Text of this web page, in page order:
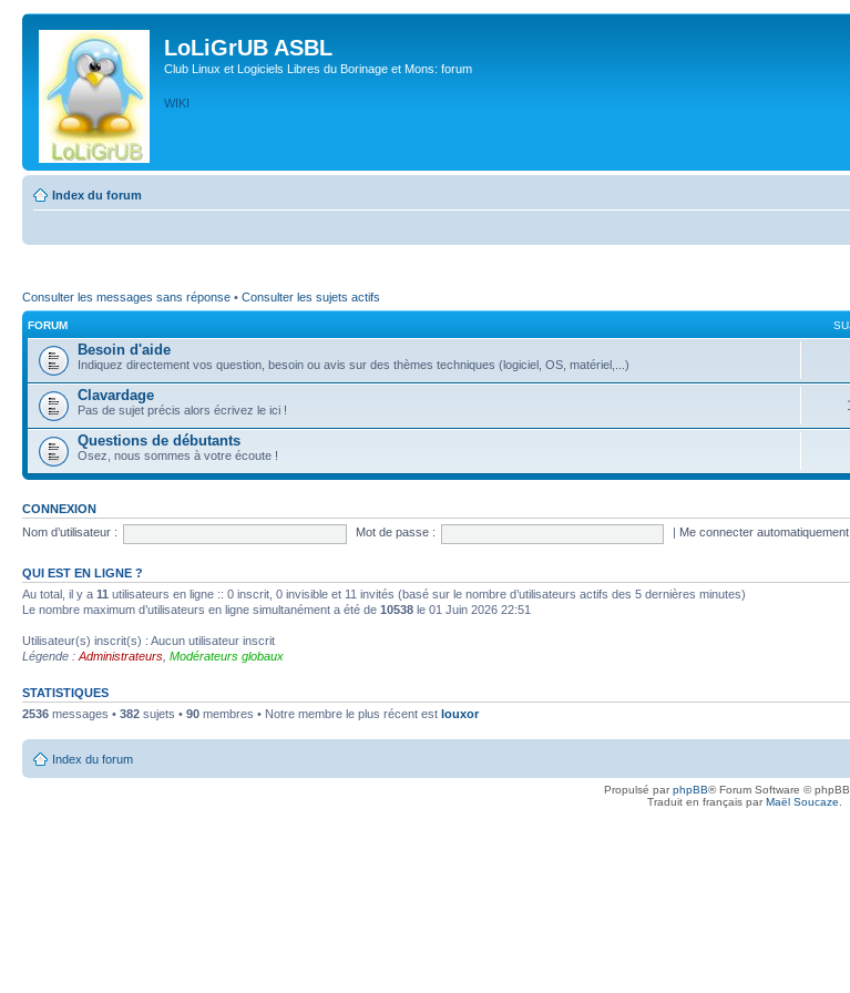
LoLiGrUB ASBL
Club Linux et Logiciels Libres du Borinage et Mons: forum
WIKI
Index du forum
Consulter les messages sans réponse • Consulter les sujets actifs
FORUM
Besoin d'aide
Indiquez directement vos question, besoin ou avis sur des thèmes techniques (logiciel, OS, matériel,...)
Clavardage
Pas de sujet précis alors écrivez le ici !
Questions de débutants
Osez, nous sommes à votre écoute !
CONNEXION
Nom d’utilisateur :
Mot de passe : Me connecter
QUI EST EN LIGNE ?
Au total, il y a 11 utilisateurs en ligne :: 0 inscrit, 0 invisible et 11 invités (basé sur le nombre d’utilisateurs actifs des 5 dernières minutes)
Le nombre maximum d’utilisateurs en ligne simultanément a été de 10538 le 01 Juin 2026 22:51
Utilisateur(s) inscrit(s) : Aucun utilisateur inscrit
Légende : Administrateurs Modérateurs globaux
STATISTIQUES
2536 messages • 382 sujets • 90 membres • Notre membre le plus récent est louxor
Index du forum
Propulsé parphpBB® Forum Software ©
Traduit en français parMaël Soucaze